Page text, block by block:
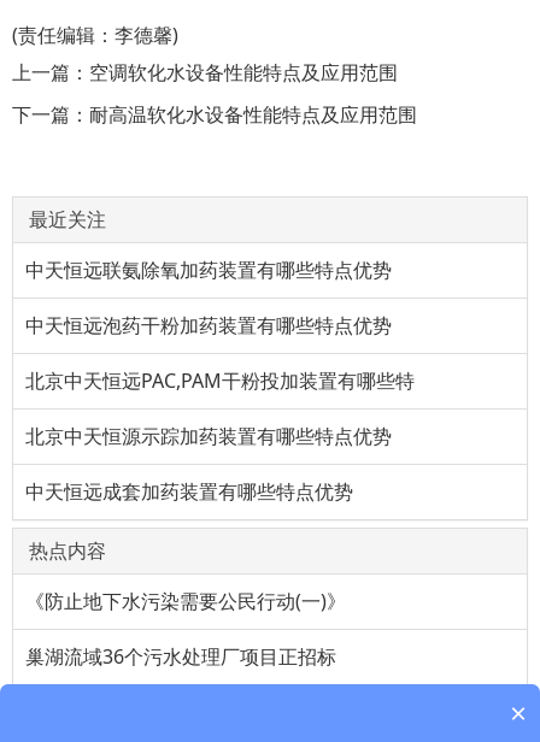
(责任编辑：李德馨)
上一篇： 空调软化水设备性能特点及应用范围
下一篇： 耐高温软化水设备性能特点及应用范围
最近关注
中天恒远联氨除氧加药装置有哪些特点优势
中天恒远泡药干粉加药装置有哪些特点优势
北京中天恒远PAC,PAM干粉投加装置有哪些特
北京中天恒源示踪加药装置有哪些特点优势
中天恒远成套加药装置有哪些特点优势
热点内容
《防止地下水污染需要公民行动(一)》
巢湖流域36个污水处理厂项目正招标
×